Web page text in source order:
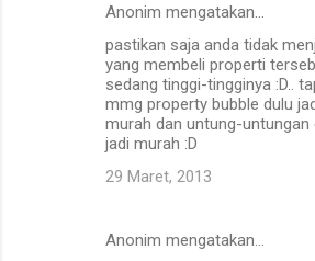
Anonim mengatakan…
pastikan saja anda tidak
yang membeli properti
sedang tinggi-tingginya :D..
mmg property bubble dulu
murah dan untung-
jadi murah :D
29 Maret, 2013
Anonim mengatakan…